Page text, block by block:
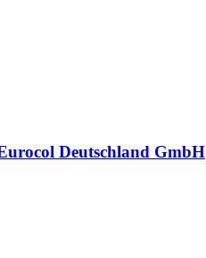
Deutschland GmbH